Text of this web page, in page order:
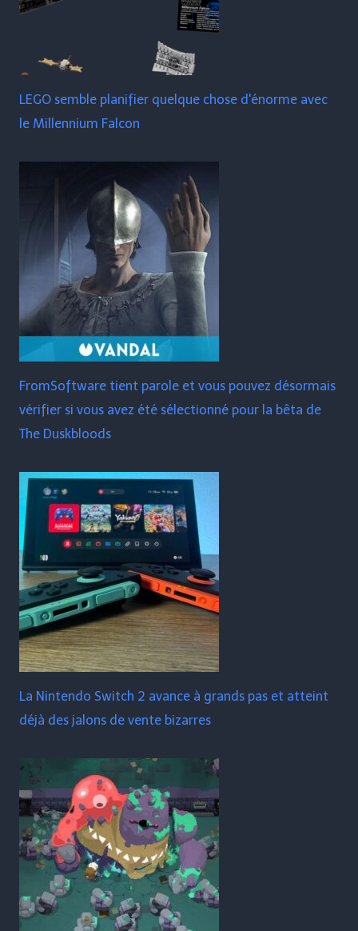
LEGO semble planifier quelque chose d'énorme avec
le Millennium Falcon
FromSoftware tient parole et vous pouvez désormais
vérifier si vous avez été sélectionné pour la bêta de
The Duskbloods
La Nintendo Switch 2 avance à grands pas et atteint
déjà des jalons de vente bizarres